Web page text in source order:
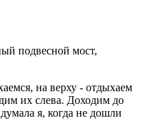
подвесной мост,
на верху - отдыхаем
их слева. Доходим до
я, когда не дошли